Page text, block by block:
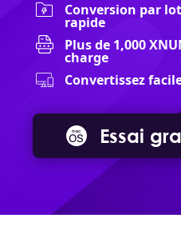
Conversion par
rapide
Plus de 1,000
charge
Convertissez
Essai